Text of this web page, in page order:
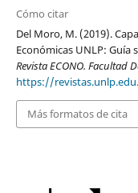
Cómo citar
Del Moro, M. (2019).
Económicas UNLP:
Revista ECONO. Facultad
https://
Más formatos de cita